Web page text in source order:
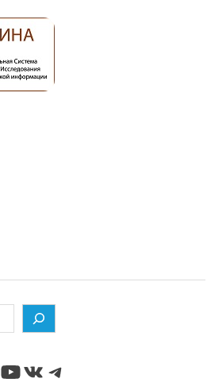
YouTube
ВКонтакте
Telegram